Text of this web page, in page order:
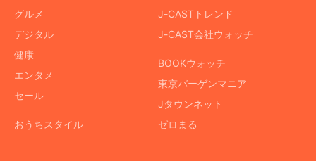
グルメ
デジタル
健康
エンタメ
セール
おうちスタイル
J-CASTトレンド
J-CAST会社ウォッチ
BOOKウォッチ
東京バーゲンマニア
Jタウンネット
ゼロまる